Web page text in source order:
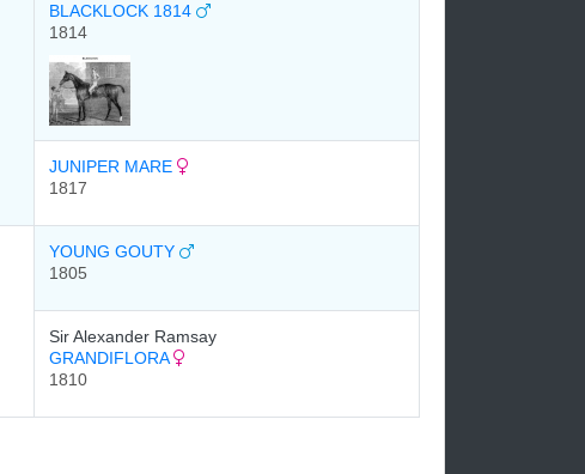
BLACKLOCK 1814
1814
JUNIPER MARE
1817
YOUNG GOUTY
1805
Sir Alexander Ramsay
GRANDIFLORA
1810